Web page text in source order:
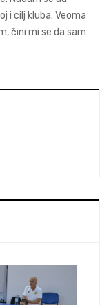
i cilj kluba. Veoma
čini mi se da sam